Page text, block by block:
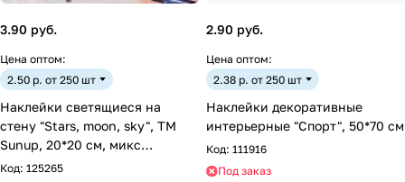
3.90 руб.
Цена оптом:
2.50 р. от 250 шт
Наклейки светящиеся на
стену "Stars, moon, sky", ТМ
Sunup, 20*20 см, микс
дизайнов (PR002)
Код: 125265
2.90 руб.
Цена оптом:
2.38 р. от 250 шт
Наклейки декоративные
интерьерные "Спорт", 50*70 см
Код: 111916
Под заказ